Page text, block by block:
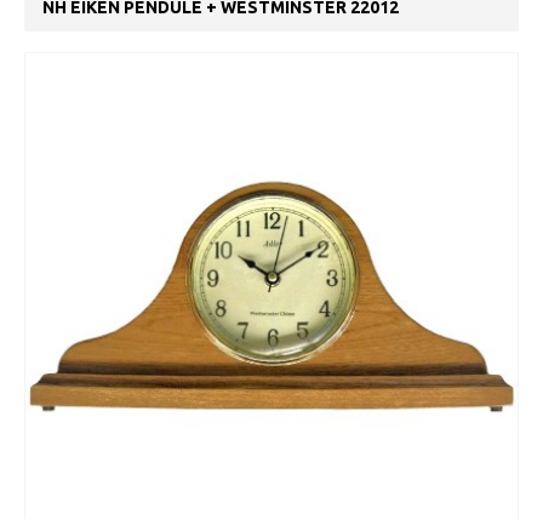
NH EIKEN PENDULE + WESTMINSTER 22012